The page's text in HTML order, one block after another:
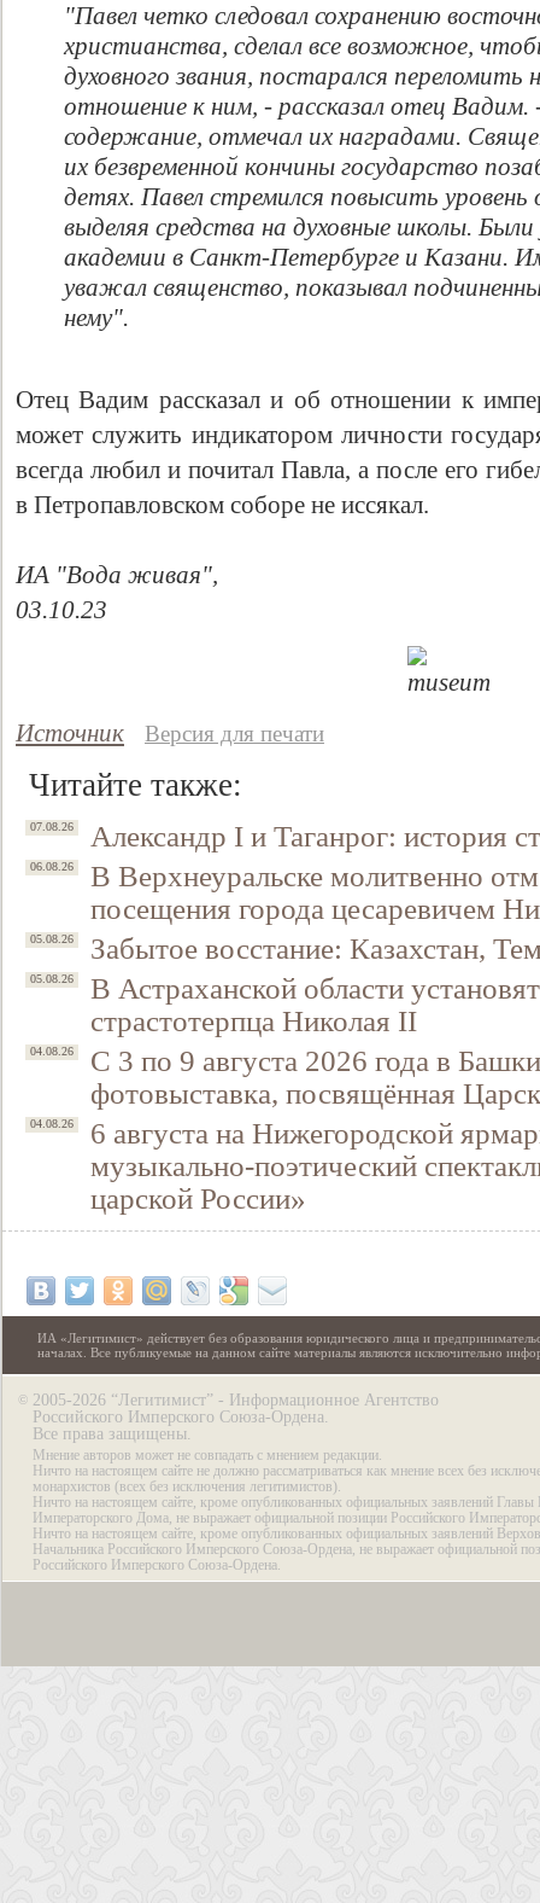
"Павел четко следовал сохранению
христианства, сделал все возможное,
духовного звания, постарался переломить
отношение к ним, - рассказал отец
содержание, отмечал их наградами.
их безвременной кончины государство
детях. Павел стремился повысить уровень
выделяя средства на духовные школы.
академии в Санкт-Петербурге и Казани.
уважал священство, показывал
нему".
Отец Вадим рассказал и об отношении к
может служить индикатором личности
всегда любил и почитал Павла, а после его
в Петропавловском соборе не иссякал.
ИА "Вода живая",
03.10.23
Источник Версия для печати
Читайте также:
07.08.26 Александр I и Таганрог: история
06.08.26
В Верхнеуральске молитвенно
посещения города цесаревичем
05.08.26 Забытое восстание: Казахстан,
05.08.26
В Астраханской области
страстотерпца Николая II
04.08.26
С 3 по 9 августа 2026 года в
фотовыставка, посвящённая
04.08.26
6 августа на Нижегородской
музыкально-поэтический
царской России»
ИА «Легитимист» действует без образования юридического лица и
началах. Все публикуемые на данном сайте материалы являются исключительно
© 2005-2026 “Легитимист” - Информационное Агентство
Российского Имперского Союза-Ордена.
Все права защищены.
Мнение авторов может не совпадать с мнением редакции.
Ничто на настоящем сайте не должно рассматриваться как мнение всех без
монархистов (всех без исключения легитимистов).
Ничто на настоящем сайте, кроме опубликованных официальных заявлений Главы
Императорского Дома, не выражает официальной позиции Российского
Ничто на настоящем сайте, кроме опубликованных официальных заявлений
Начальника Российского Имперского Союза-Ордена, не выражает официальной
Российского Имперского Союза-Ордена.